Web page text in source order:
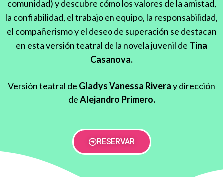
comunidad) y descubre cómo los valores de la amistad,
la confiabilidad, el trabajo en equipo, la responsabilidad,
el compañerismo y el deseo de superación se destacan
en esta versión teatral de la novela juvenil de Tina
Casanova.
Versión teatral de Gladys Vanessa Riveray dirección
deAlejandro Primero.
RESERVAR